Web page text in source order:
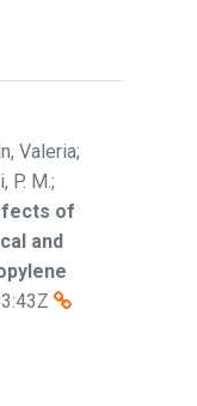
Valeria;
P. M.;
of
and